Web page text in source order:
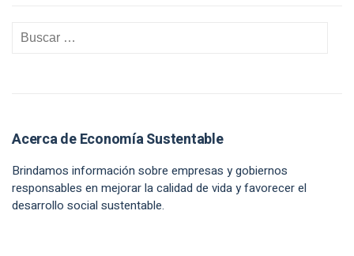
Acerca de Economía Sustentable
Brindamos información sobre empresas y gobiernos
responsables en mejorar la calidad de vida y favorecer el
desarrollo social sustentable.